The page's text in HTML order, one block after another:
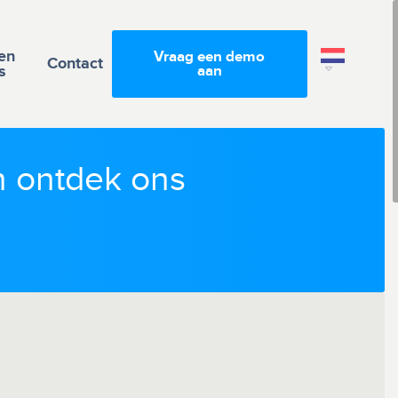
Contact
Vraag een demo
aan
ontdek ons